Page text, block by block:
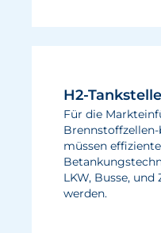
H2-
Für die
müssen
LKW, Busse,
werden.